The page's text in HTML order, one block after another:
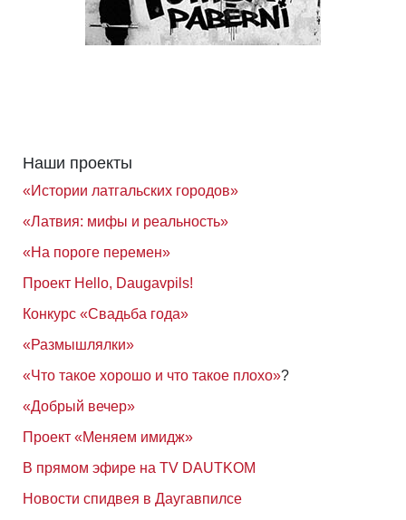
Наши проекты
«Истории латгальских городов»
«Латвия: мифы и реальность»
«На пороге перемен»
Проект Hello, Daugavpils!
Конкурс «Свадьба года»
«Размышлялки»
«Что такое хорошо и что такое плохо»?
«Добрый вечер»
Проект «Меняем имидж»
В прямом эфире на TV DAUTKOM
Новости спидвея в Даугавпилсе